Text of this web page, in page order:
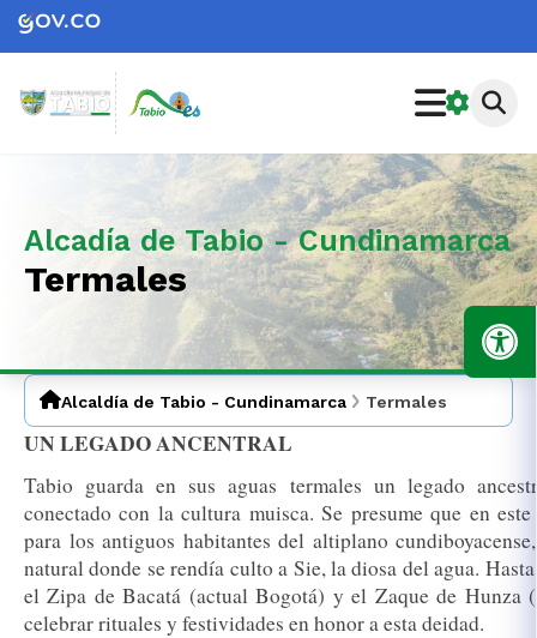
Alcadía de Tabio - Cundinamarca
Termales
Alcaldía de Tabio - Cundinamarca Termales
UN LEGADO ANCENTRAL
Tabio guarda en sus aguas termales un legado
conectado con la cultura muisca. Se presume que en
para los antiguos habitantes del altiplano
natural donde se rendía culto a Sie, la diosa del agua.
el Zipa de Bacatá (actual Bogotá) y el Zaque de Hunza
celebrar rituales y festividades en honor a esta deidad.